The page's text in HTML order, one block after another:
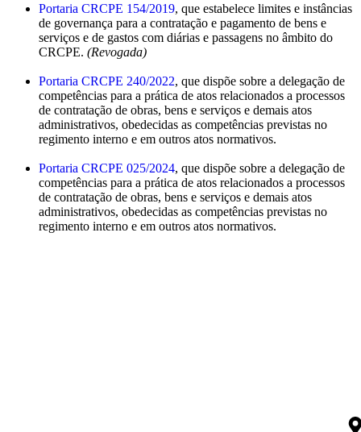
Portaria CRCPE 154/2019, que estabelece limites e instâncias
de governança para a contratação e pagamento de bens e
serviços e de gastos com diárias e passagens no âmbito do
CRCPE. (Revogada)
Portaria CRCPE 240/2022, que dispõe sobre a delegação de
competências para a prática de atos relacionados a processos
de contratação de obras, bens e serviços e demais atos
administrativos, obedecidas as competências previstas no
regimento interno e em outros atos normativos.
Portaria CRCPE 025/2024, que dispõe sobre a delegação de
competências para a prática de atos relacionados a processos
de contratação de obras, bens e serviços e demais atos
administrativos, obedecidas as competências previstas no
regimento interno e em outros atos normativos.